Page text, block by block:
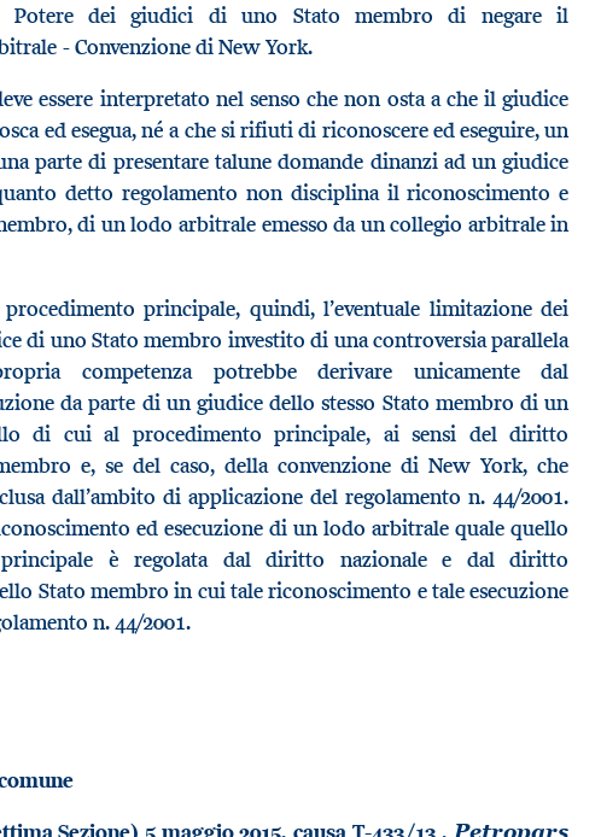
dei giudici di uno Stato membro di negare il
- Convenzione di New York.
essere interpretato nel senso che non osta a che il giudice
ed esegua, né a che si rifiuti di riconoscere ed eseguire, un
parte di presentare talune domande dinanzi ad un giudice
detto regolamento non disciplina il riconoscimento e
di un lodo arbitrale emesso da un collegio arbitrale in
principale, quindi, l’eventuale limitazione dei
di uno Stato membro investito di una controversia parallela
competenza potrebbe derivare unicamente dal
da parte di un giudice dello stesso Stato membro di un
di cui al procedimento principale, ai sensi del diritto
e, se del caso, della convenzione di New York, che
dall’ambito di applicazione del regolamento n. 44/2001.
ed esecuzione di un lodo arbitrale quale quello
è regolata dal diritto nazionale e dal diritto
Stato membro in cui tale riconoscimento e tale esecuzione
n. 44/2001.